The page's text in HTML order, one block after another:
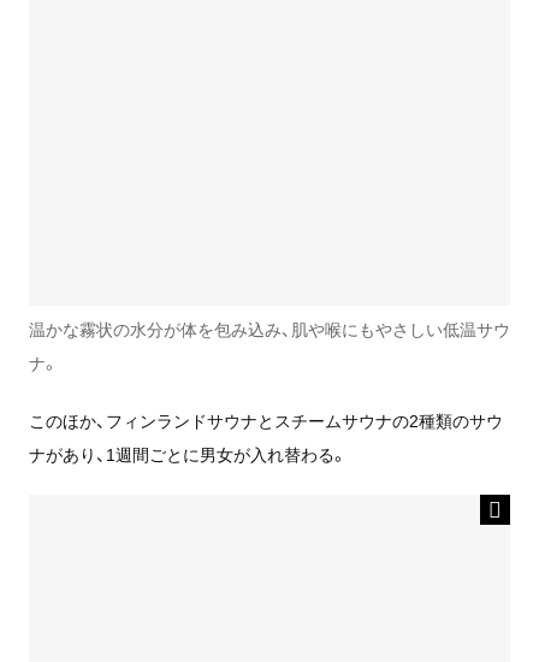
温かな霧状の水分が体を包み込み、肌や喉にもやさしい低温サウ
ナ。
このほか、フィンランドサウナとスチームサウナの2種類のサウ
ナがあり、1週間ごとに男女が入れ替わる。